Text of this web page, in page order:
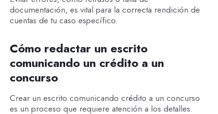
documentación, es vital para la correcta rendición de
cuentas de tu caso específico.
Cómo redactar un escrito
comunicando un crédito a un
concurso
Crear un escrito comunicando crédito a un concurso
es un proceso que requiere atención a los detalles.